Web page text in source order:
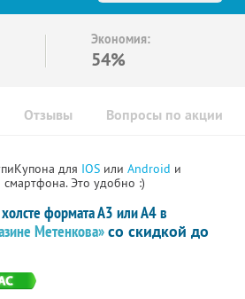
Экономия:
54%
Отзывы Вопросы по акции
для IOS или Android и
смартфона. Это удобно :)
формата А3 или А4 в
Метенкова»со скидкой до